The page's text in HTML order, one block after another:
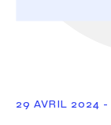
29 AVRIL 2024 -